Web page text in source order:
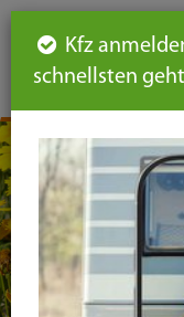
Seiteninhalt
leichte
Sprache
Kfz
schnellsten